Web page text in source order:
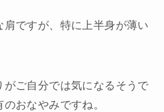
ですが、特に上半身が薄い
がご自分では気になるそうで
おなやみですね。